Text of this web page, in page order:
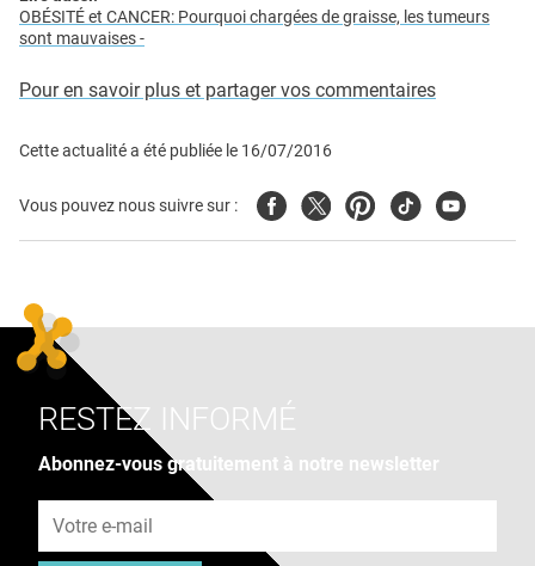
OBÉSITÉ et CANCER: Pourquoi chargées de graisse, les tumeurs
sont mauvaises -
Pour en savoir plus et partager vos commentaires
Cette actualité a été publiée le 16/07/2016
Vous pouvez nous suivre sur : FacebookTwitterPinterest
TiktokYoutube
RESTEZ INFORMÉ
Abonnez-vous gratuitement à notre newsletter